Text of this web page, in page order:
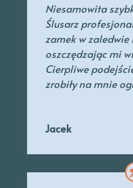
Niesamowita
Ślusarz
zamek w
oszczędzając mi
Cierpliwe
zrobiły na mnie
Jacek